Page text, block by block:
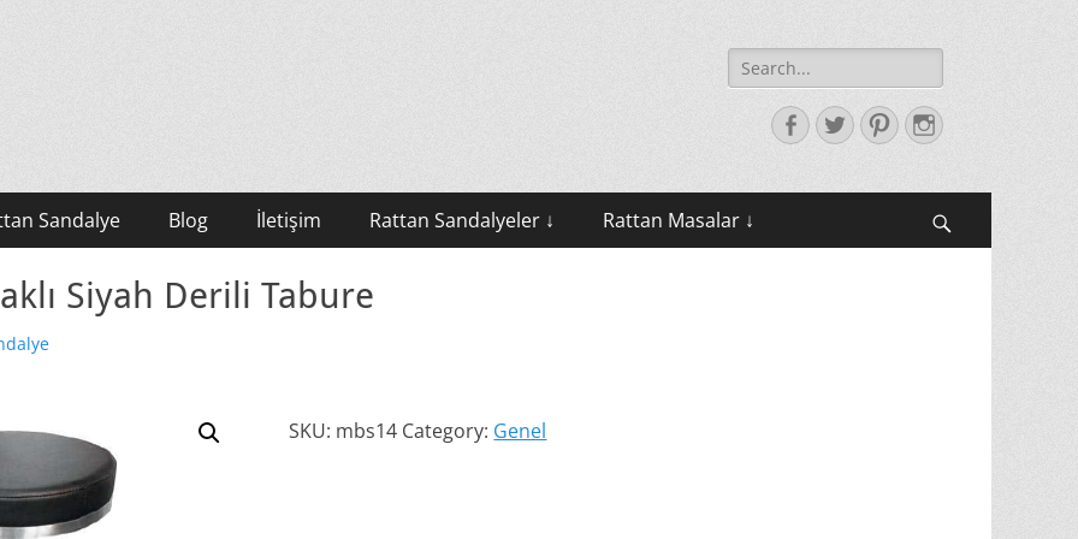
Search
for:
Facebook
TwitterPinterestInstagram
Sandalye Blog İletişim Rattan Sandalyeler ↓ Rattan Masalar ↓
Siyah Derili Tabure
SKU: mbs14 Category: Genel